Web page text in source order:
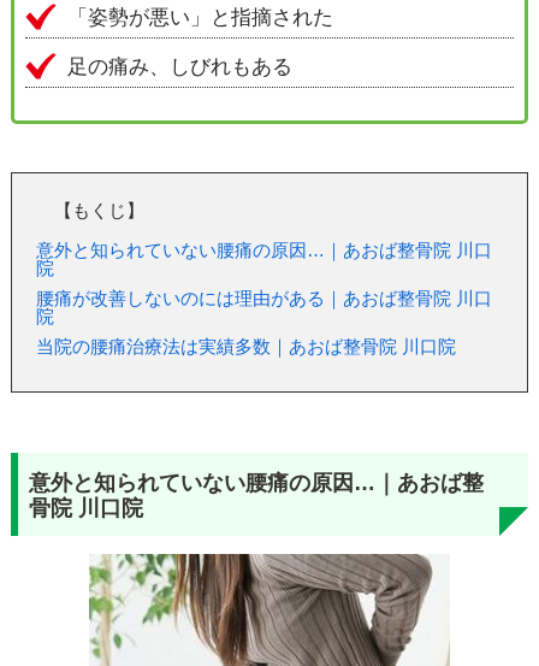
「姿勢が悪い」と指摘された
足の痛み、しびれもある
【もくじ】
意外と知られていない腰痛の原因…｜あおば整骨院 川口
院
腰痛が改善しないのには理由がある｜あおば整骨院 川口
院
当院の腰痛治療法は実績多数｜あおば整骨院 川口院
意外と知られていない腰痛の原因…｜あおば整
骨院 川口院